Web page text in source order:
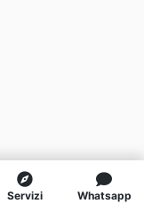
Servizi Whatsapp